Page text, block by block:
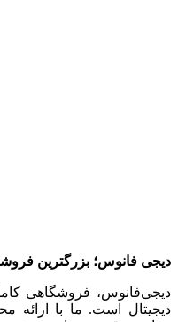
دیجی فانوس؛ بزرگترین
دیجی‌فانوس، فروشگاهی
دیجیتال است. ما با ارائه